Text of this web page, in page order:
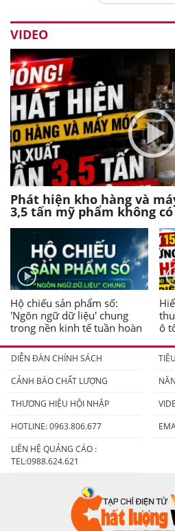
VIDEO
Phát hiện kho hàng và
3,5 tấn mỹ phẩm không
Hộ chiếu sản phẩm số:
'Ngôn ngữ dữ liệu' chung
trong nền kinh tế tuần hoàn
ô
DIỄN ĐÀN CHÍNH SÁCH
CẢNH BÁO CHẤT LƯỢNG
THƯƠNG HIỆU HỘI NHẬP
HOTLINE: 0963.806.677
LIÊN HỆ QUẢNG CÁO :
TEL:0988.624.621